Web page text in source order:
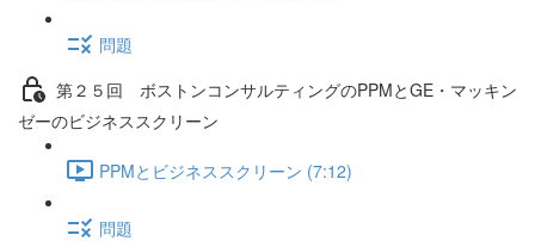
問題
第２５回 ボストンコンサルティングのPPMとGE・マッキン
ゼーのビジネススクリーン
PPMとビジネススクリーン (7:12)
問題